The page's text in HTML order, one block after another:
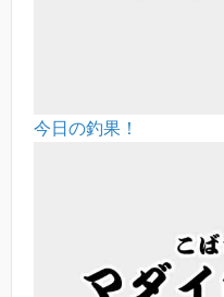
今日の釣果！